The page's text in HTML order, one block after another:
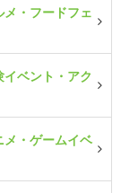
メ・フードフェ
イベント・アク
メ・ゲームイベ